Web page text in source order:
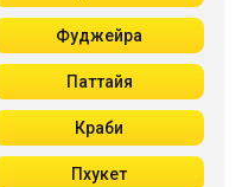
Фуджейра
Паттайя
Краби
Пхукет